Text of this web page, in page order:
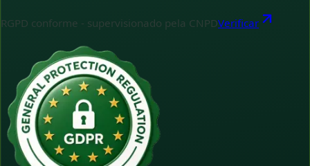
RGPD conforme - supervisionado pela CNPDVerificar